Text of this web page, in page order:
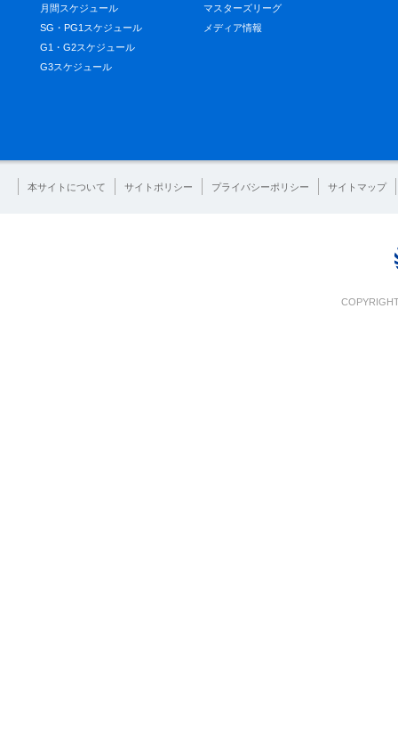
月間スケジュール
SG・PG1スケジュール
G1・G2スケジュール
G3スケジュール
マスターズリーグ
メディア情報
本サイトについて サイトポリシー プライバシーポリシー サイトマップ